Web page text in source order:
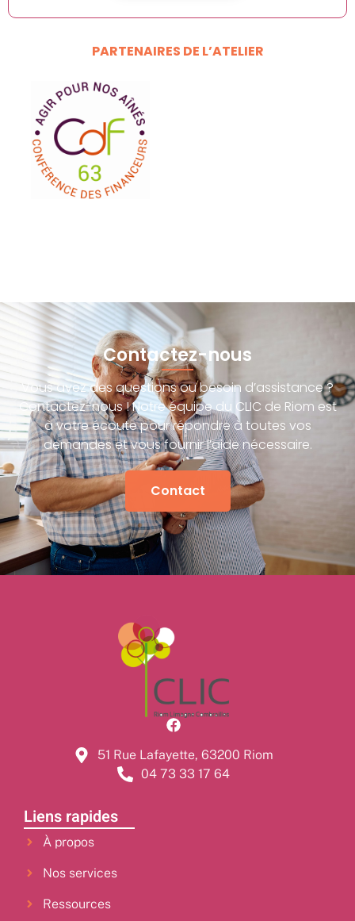
PARTENAIRES DE L’ATELIER
Contactez-nous
Vous avez des questions ou besoin d’assistance ?
Contactez-nous ! Notre équipe du CLIC de Riom est
à votre écoute pour répondre à toutes vos
demandes et vous fournir l’aide nécessaire.
Contact
51 Rue Lafayette, 63200 Riom
04 73 33 17 64
Liens rapides
À propos
Nos services
Ressources